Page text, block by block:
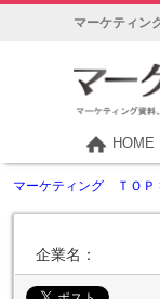
マーケティン
HOME
マーケティング ＴＯＰ
企業名：